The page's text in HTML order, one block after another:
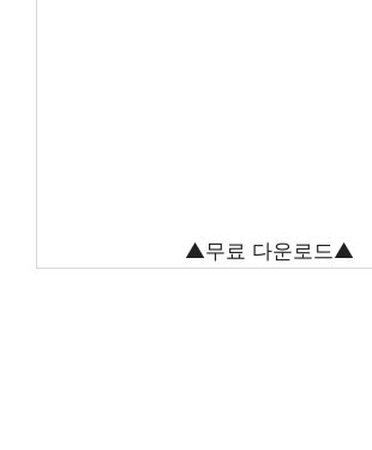
▲무료 다운로드▲